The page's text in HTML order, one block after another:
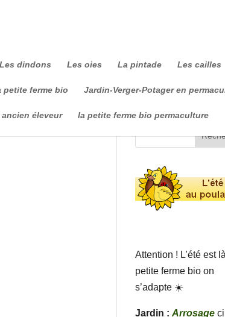
Les dindons Les oies La pintade Les cailles
petite ferme bio Jardin-Verger-Potager en
éleveur la petite ferme bio permaculture
Attention ! L’été est
petite ferme bio on
s’adapte ☀️
Jardin : Arrosage